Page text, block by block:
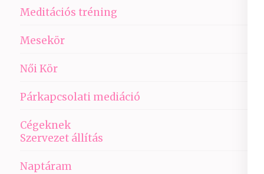
Meditációs tréning
Mesekör
Női Kör
Párkapcsolati mediáció
Cégeknek
Szervezet állítás
Naptáram